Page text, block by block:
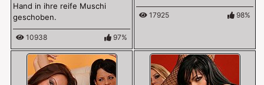
Hand in ihre reife Muschi
geschoben.
10938 97%
17925 98%